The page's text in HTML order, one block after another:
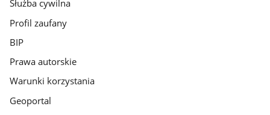
Służba cywilna
Profil zaufany
BIP
Prawa autorskie
Warunki korzystania
Geoportal